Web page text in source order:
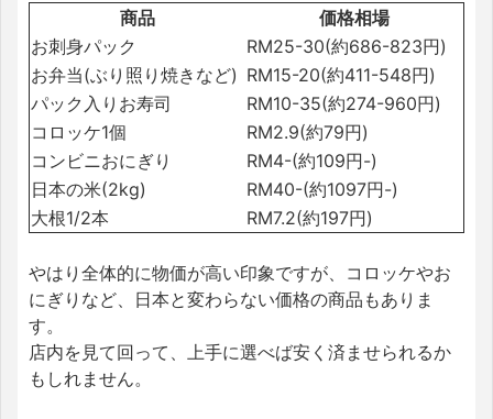
商品
価格相場
お刺身パック
RM25-30(約686-823円)
お弁当(ぶり照り焼きなど) RM15-20(約411-548円)
パック入りお寿司
RM10-35(約274-960円)
コロッケ1個
RM2.9(約79円)
コンビニおにぎり
RM4-(約109円-)
日本の米(2kg)
RM40-(約1097円-)
大根1/2本
RM7.2(約197円)
やはり全体的に物価が高い印象ですが、コロッケやお
にぎりなど、日本と変わらない価格の商品もありま
す。
店内を見て回って、上手に選べば安く済ませられるか
もしれません。